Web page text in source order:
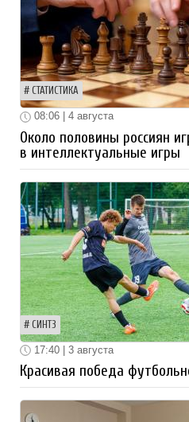
СТАТИСТИКА
08:06 | 4 августа
Около половины россиян
в интеллектуальные игры
СИНТЗ
17:40 | 3 августа
Красивая победа